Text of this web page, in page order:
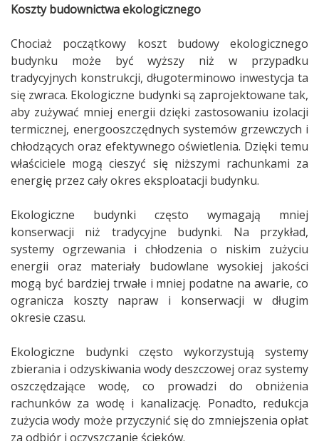
Koszty budownictwa ekologicznego
Chociaż początkowy koszt budowy ekologicznego
budynku może być wyższy niż w przypadku
tradycyjnych konstrukcji, długoterminowo inwestycja ta
się zwraca. Ekologiczne budynki są zaprojektowane tak,
aby zużywać mniej energii dzięki zastosowaniu izolacji
termicznej, energooszczędnych systemów grzewczych i
chłodzących oraz efektywnego oświetlenia. Dzięki temu
właściciele mogą cieszyć się niższymi rachunkami za
energię przez cały okres eksploatacji budynku.
Ekologiczne budynki często wymagają mniej
konserwacji niż tradycyjne budynki. Na przykład,
systemy ogrzewania i chłodzenia o niskim zużyciu
energii oraz materiały budowlane wysokiej jakości
mogą być bardziej trwałe i mniej podatne na awarie, co
ogranicza koszty napraw i konserwacji w długim
okresie czasu.
Ekologiczne budynki często wykorzystują systemy
zbierania i odzyskiwania wody deszczowej oraz systemy
oszczędzające wodę, co prowadzi do obniżenia
rachunków za wodę i kanalizację. Ponadto, redukcja
zużycia wody może przyczynić się do zmniejszenia opłat
za odbiór i oczyszczanie ścieków.